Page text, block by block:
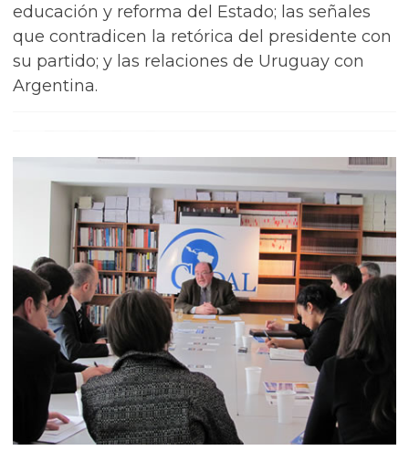
educación y reforma del Estado; las señales
que contradicen la retórica del presidente con
su partido; y las relaciones de Uruguay con
Argentina.